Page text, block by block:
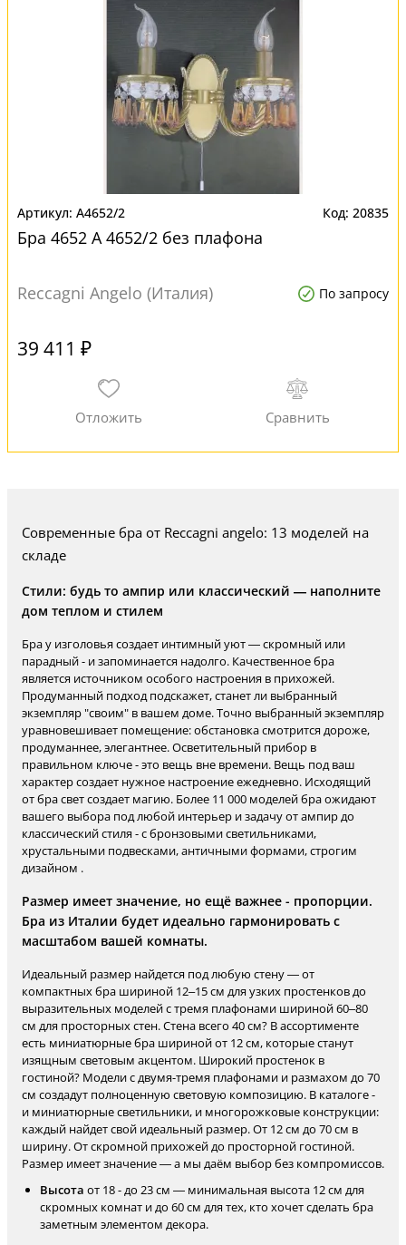
A4652/2 20835
Бра 4652 A 4652/2 без плафона
Reccagni Angelo (Италия) По запросу
39 411 ₽
Современные бра от Reccagni angelo: 13 моделей на
складе
Стили: будь то ампир или классический — наполните
дом теплом и стилем
Бра у изголовья создает интимный уют — скромный или
парадный - и запоминается надолго. Качественное бра
является источником особого настроения в прихожей.
Продуманный подход подскажет, станет ли выбранный
экземпляр "своим" в вашем доме. Точно выбранный экземпляр
уравновешивает помещение: обстановка смотрится дороже,
продуманнее, элегантнее. Осветительный прибор в
правильном ключе - это вещь вне времени. Вещь под ваш
характер создает нужное настроение ежедневно. Исходящий
от бра свет создает магию. Более 11 000 моделей бра ожидают
вашего выбора под любой интерьер и задачу от ампир до
классический стиля - с бронзовыми светильниками,
хрустальными подвесками, античными формами, строгим
дизайном .
Размер имеет значение, но ещё важнее - пропорции.
Бра из Италии будет идеально гармонировать с
масштабом вашей комнаты.
Идеальный размер найдется под любую стену — от
компактных бра шириной 12–15 см для узких простенков до
выразительных моделей с тремя плафонами шириной 60–80
см для просторных стен. Стена всего 40 см? В ассортименте
есть миниатюрные бра шириной от 12 см, которые станут
изящным световым акцентом. Широкий простенок в
гостиной? Модели с двумя-тремя плафонами и размахом до 70
см создадут полноценную световую композицию. В каталоге -
и миниатюрные светильники, и многорожковые конструкции:
каждый найдет свой идеальный размер. От 12 см до 70 см в
ширину. От скромной прихожей до просторной гостиной.
Размер имеет значение — а мы даём выбор без компромиссов.
Высота от 18 - до 23 см — минимальная высота 12 см для
скромных комнат и до 60 см для тех, кто хочет сделать бра
заметным элементом декора.